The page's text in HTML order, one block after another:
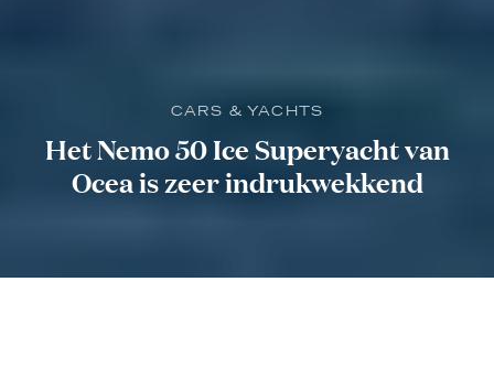
CARS & YACHTS
Het Nemo 50 Ice Superyacht van
Ocea is zeer indrukwekkend